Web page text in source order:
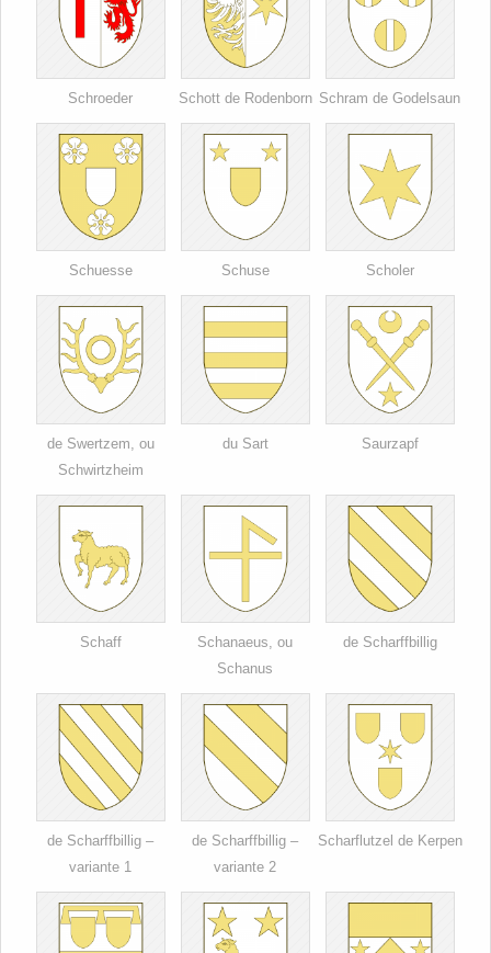
Schroeder Schott de Rodenborn Schram de Godelsaun
Schuesse Schuse Scholer
de Swertzem, ou
Schwirtzheim
du Sart Saurzapf
Schaff
Schanaeus, ou
Schanus
de Scharffbillig
de Scharffbillig –
variante 1
de Scharffbillig –
variante 2
Scharflutzel de Kerpen